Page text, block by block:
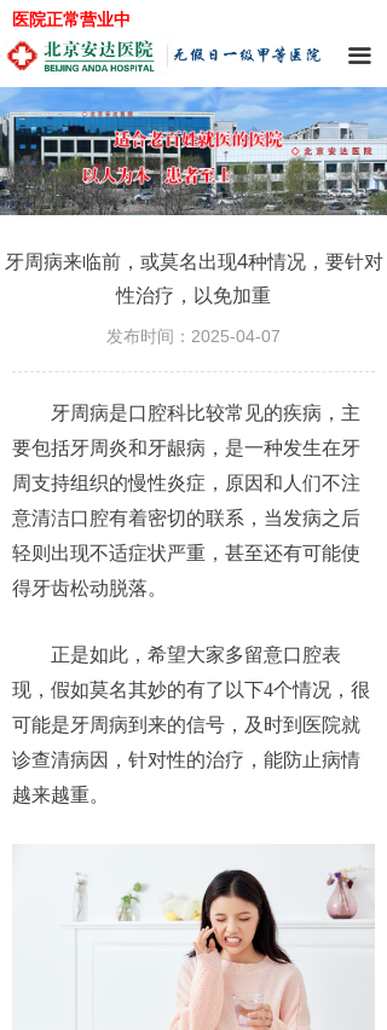
끀
医院正常营业中
牙周病来临前，或莫名出现4种情况，要针对
性治疗，以免加重
牙周病是口腔科比较常见的疾病，主
要包括牙周炎和牙龈病，是一种发生在牙
周支持组织的慢性炎症，原因和人们不注
意清洁口腔有着密切的联系，当发病之后
轻则出现不适症状严重，甚至还有可能使
得牙齿松动脱落。
正是如此，希望大家多留意口腔表
现，假如莫名其妙的有了以下4个情况，很
可能是牙周病到来的信号，及时到医院就
诊查清病因，针对性的治疗，能防止病情
越来越重。
发布时间： 2025-04-07